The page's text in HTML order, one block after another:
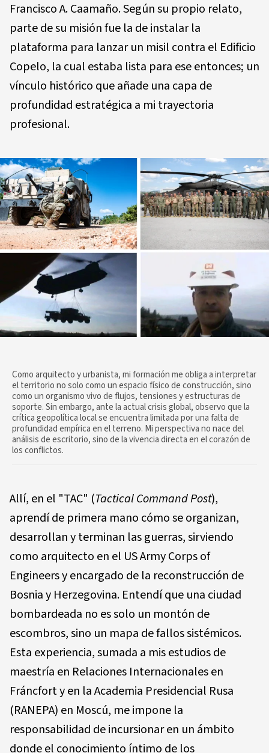
Francisco A. Caamaño. Según su propio relato,
parte de su misión fue la de instalar la
plataforma para lanzar un misil contra el Edificio
Copelo, la cual estaba lista para ese entonces; un
vínculo histórico que añade una capa de
profundidad estratégica a mi trayectoria
profesional.
Como arquitecto y urbanista, mi formación me obliga a interpretar
el territorio no solo como un espacio físico de construcción, sino
como un organismo vivo de flujos, tensiones y estructuras de
soporte. Sin embargo, ante la actual crisis global, observo que la
crítica geopolítica local se encuentra limitada por una falta de
profundidad empírica en el terreno. Mi perspectiva no nace del
análisis de escritorio, sino de la vivencia directa en el corazón de
los conflictos.
Allí, en el "TAC" (Tactical Command Post),
aprendí de primera mano cómo se organizan,
desarrollan y terminan las guerras, sirviendo
como arquitecto en el US Army Corps of
Engineers y encargado de la reconstrucción de
Bosnia y Herzegovina. Entendí que una ciudad
bombardeada no es solo un montón de
escombros, sino un mapa de fallos sistémicos.
Esta experiencia, sumada a mis estudios de
maestría en Relaciones Internacionales en
Fráncfort y en la Academia Presidencial Rusa
(RANEPA) en Moscú, me impone la
responsabilidad de incursionar en un ámbito
donde el conocimiento íntimo de los